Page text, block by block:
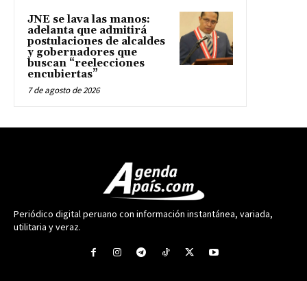
JNE se lava las manos:
adelanta que admitirá
postulaciones de alcaldes
y gobernadores que
buscan “reelecciones
encubiertas”
7 de agosto de 2026
Periódico digital peruano con información instantánea, variada,
utilitaria y veraz.